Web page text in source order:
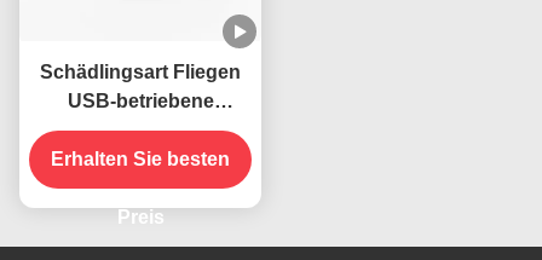
Schädlingsart Fliegen
USB-betriebene
Klapphals hängende
Insekten
Abwehrventilator für
Tische
Erhalten Sie besten
Preis